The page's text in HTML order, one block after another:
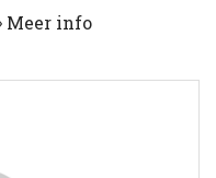
Meer info